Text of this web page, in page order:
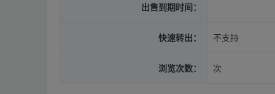
出售到期时间：
快速转出： 不支持
浏览次数： 次